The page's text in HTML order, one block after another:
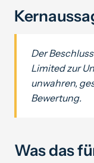
Der
Limited zur
unwahren,
Bewertung.
Was das